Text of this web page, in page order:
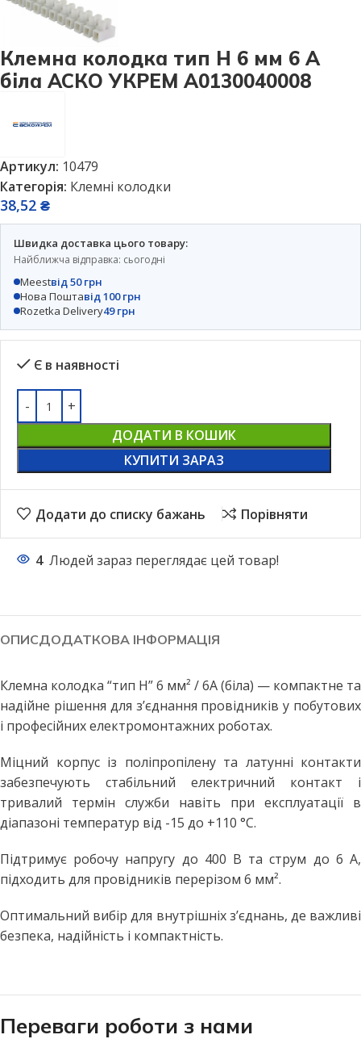
Клемна колодка тип Н 6 мм 6 А
біла АСКО УКРЕМ A0130040008
Артикул: 10479
Категорія: Клемні колодки
38,52 ₴
Швидка доставка цього товару:
Найближча відправка: сьогодні
Meestвід 50 грн
Нова Поштавід 100 грн
Rozetka Delivery49 грн
Є в наявності
ДОДАТИ В КОШИК
КУПИТИ ЗАРАЗ
Додати до списку бажань Порівняти
4 Людей зараз переглядає цей товар!
ОПИСДОДАТКОВА ІНФОРМАЦІЯ
Клемна колодка “тип Н” 6 мм² / 6А (біла) — компактне та
надійне рішення для з’єднання провідників у побутових
і професійних електромонтажних роботах.
Міцний корпус із поліпропілену та латунні контакти
забезпечують стабільний електричний контакт і
тривалий термін служби навіть при експлуатації в
діапазоні температур від -15 до +110 °C.
Підтримує робочу напругу до 400 В та струм до 6 А,
підходить для провідників перерізом 6 мм².
Оптимальний вибір для внутрішніх з’єднань, де важливі
безпека, надійність і компактність.
Переваги роботи з нами